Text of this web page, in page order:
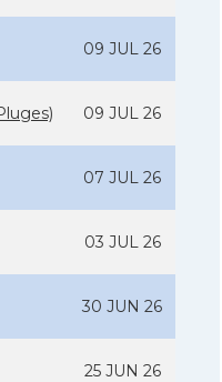
09 JUL 26
09 JUL 26
07 JUL 26
03 JUL 26
30 JUN 26
25 JUN 26